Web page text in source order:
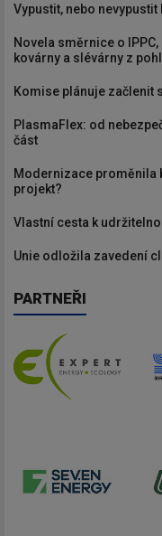
Vypustit, nebo
Novela směrnice o IPPC,
kovárny a slévárny z
Komise plánuje začlenit
PlasmaFlex: od
část
Modernizace proměnila
projekt?
Vlastní cesta k
Unie odložila zavedení
PARTNEŘI